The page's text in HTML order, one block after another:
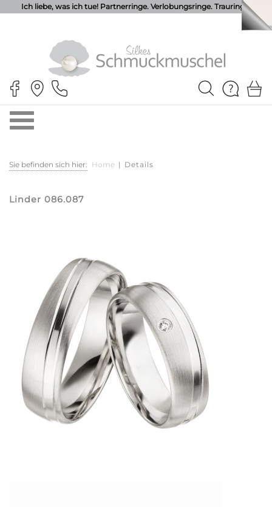
Ich liebe, was ich tue! Partnerringe. Verlobungsringe. Trauringe.
Sie befinden sich hier: Home | Details
Linder 086.087